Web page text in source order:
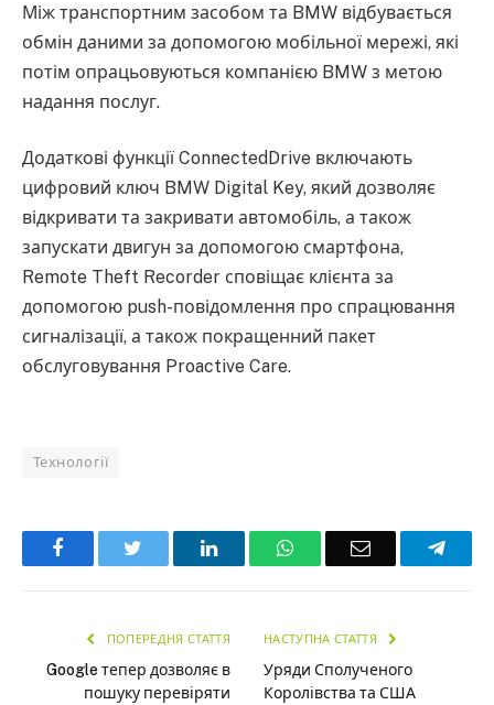
Між транспортним засобом та BMW відбувається
обмін даними за допомогою мобільної мережі, які
потім опрацьовуються компанією BMW з метою
надання послуг.
Додаткові функції ConnectedDrive включають
цифровий ключ BMW Digital Key, який дозволяє
відкривати та закривати автомобіль, а також
запускати двигун за допомогою смартфона,
Remote Theft Recorder сповіщає клієнта за
допомогою push-повідомлення про спрацювання
сигналізації, а також покращенний пакет
обслуговування Proactive Care.
Технології
Facebook LinkedInWhatsAppEmail
ПОПЕРЕДНЯ СТАТТЯ
Google тепер дозволяє в
пошуку перевіряти
НАСТУПНА СТАТТЯ
Уряди Сполученого
Королівства та США